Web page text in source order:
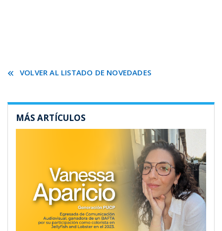
VOLVER AL LISTADO DE NOVEDADES
MÁS ARTÍCULOS